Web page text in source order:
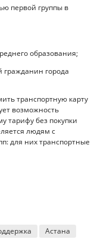
первой группы в
образования;
города
транспортную карту
возможность
тарифу без покупки
людям с
для них транспортные
Астана